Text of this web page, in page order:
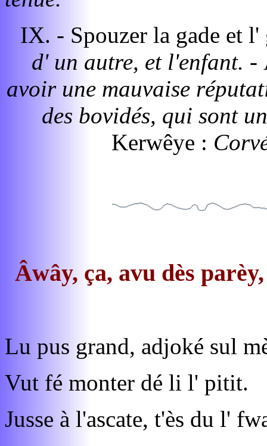
IX. - Spouzer la gade et
d' un autre, et l'enfant. -
avoir une mauvaise
des bovidés, qui sont
Kerwêye :
Âwây, ça, avu dès
Lu pus grand, adjoké sul
Vut fé monter dé li l' pitit.
Jusse à l'ascate, t'ès du l'